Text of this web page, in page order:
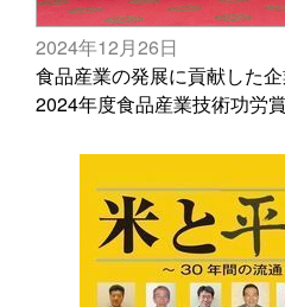
2024年12月26日
食品産業の発展に貢献した企
2024年度食品産業技術功労